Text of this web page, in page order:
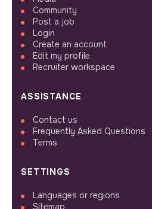
Community
Post a job
Login
Create an account
Edit my profile
Recruiter workspace
ASSISTANCE
Contact us
Frequently Asked Questions
Terms
SETTINGS
Languages or regions
Sitemap